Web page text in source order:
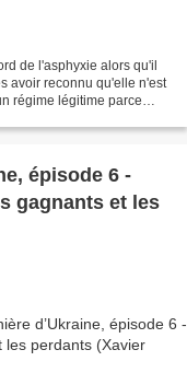
de l'asphyxie alors qu'il
avoir reconnu qu'elle n'est
régime légitime parce
épisode 6 -
gagnants et les